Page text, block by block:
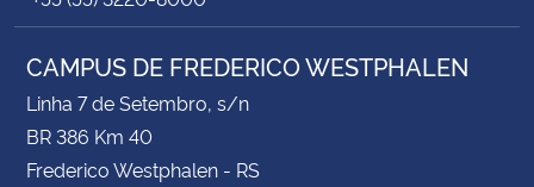
CAMPUS DE FREDERICO WESTPHALEN
Linha 7 de Setembro, s/n
BR 386 Km 40
Frederico Westphalen - RS